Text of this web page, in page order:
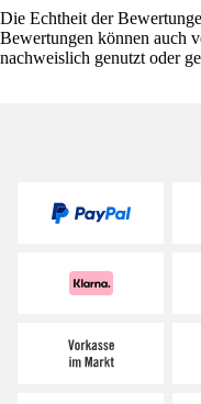
Die Echtheit der
Bewertungen können auch
nachweislich genutzt oder